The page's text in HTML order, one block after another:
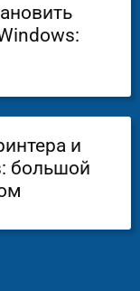
и
большой